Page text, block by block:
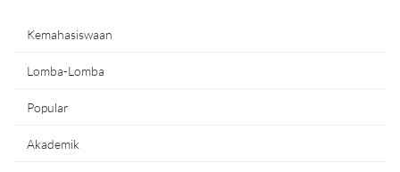
Kemahasiswaan
Lomba-Lomba
Popular
Akademik